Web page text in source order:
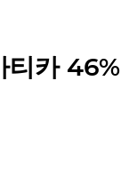
카 46%